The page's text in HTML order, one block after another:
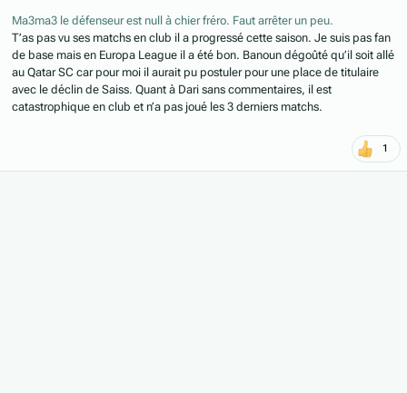
Ma3ma3 le défenseur est null à chier fréro. Faut arrêter un peu.
T’as pas vu ses matchs en club il a progressé cette saison. Je suis pas fan
de base mais en Europa League il a été bon. Banoun dégoûté qu’il soit allé
au Qatar SC car pour moi il aurait pu postuler pour une place de titulaire
avec le déclin de Saiss. Quant à Dari sans commentaires, il est
catastrophique en club et n’a pas joué les 3 derniers matchs.
1